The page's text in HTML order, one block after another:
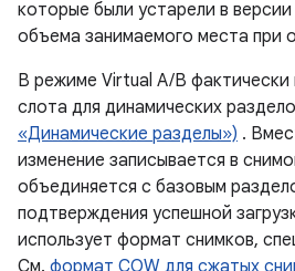
которые были устарели в
объема занимаемого места при
В режиме Virtual A/B фактически
слота для динамических
«Динамические разделы») .
изменение записывается в
объединяется с базовым
подтверждения успешной
использует формат снимков,
См. формат COW для сжатых